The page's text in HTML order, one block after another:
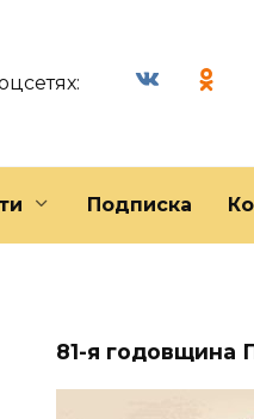
Подписка
81-я годовщина